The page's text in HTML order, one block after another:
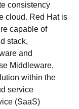
consistency
cloud. Red Hat is
capable of
stack,
and
Middleware,
within the
service
(SaaS)